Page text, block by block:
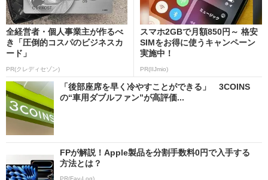
全経営者・個人事業主が作るべ
き「圧倒的コスパのビジネスカ
ード」
PR(クレディセゾン)
スマホ2GBで月額850円～ 格安
SIMをお得に使うキャンペーン
実施中！
PR(IIJmio)
「後部座席を早く冷やすことができる」 3COINS
の“車用ダブルファン”が高評価...
FPが解説！Apple製品を分割手数料0円で入手する
方法とは？
PR(Fav-Log)